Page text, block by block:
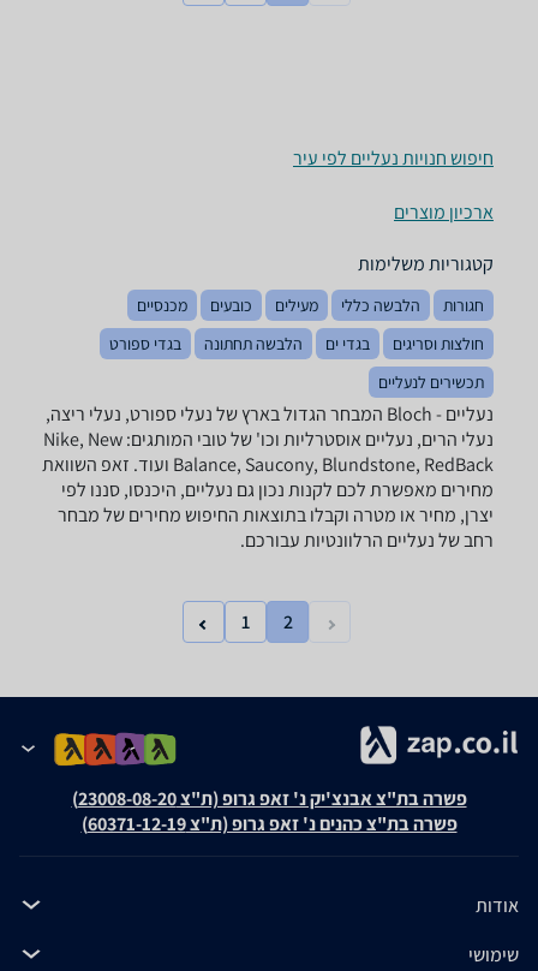
חיפוש חנויות נעליים לפי עיר
ארכיון מוצרים
קטגוריות משלימות
חגורות הלבשה כללי מעילים כובעים
מכנסיים
חולצות וסריגים
בגדי ים הלבשה תחתונה
בגדי ספורט
תכשירים לנעליים
נעליים - ‏Bloch המבחר הגדול בארץ של נעלי ספורט, נעלי ריצה,
נעלי הרים, נעליים אוסטרליות וכו' של טובי המותגים: Nike, New
Balance, Saucony, Blundstone, RedBack ועוד. זאפ השוואת
מחירים מאפשרת לכם לקנות נכון גם נעליים, היכנסו, סננו לפי
יצרן, מחיר או מטרה וקבלו בתוצאות החיפוש מחירים של מבחר
רחב של נעליים הרלוונטיות עבורכם.
1 2
פשרה בת"צ אבנצ'יק נ' זאפ גרופ (ת"צ 23008-08-20)
פשרה בת"צ כהנים נ' זאפ גרופ (ת"צ 60371-12-19)
אודות
שימושי